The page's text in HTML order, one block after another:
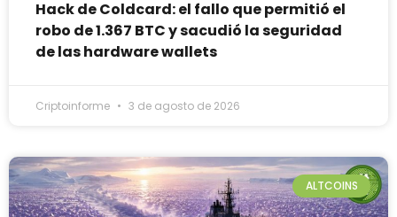
Hack de Coldcard: el fallo que permitió el
robo de 1.367 BTC y sacudió la seguridad
de las hardware wallets
Criptoinforme 3 de agosto de 2026
ALTCOINS